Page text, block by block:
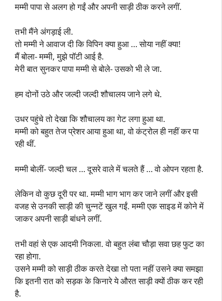
मम्मी पापा से अलग हो गईं और अपनी साड़ी ठीक करने लगीं.
तभी मैंने अंगड़ाई ली.
तो मम्मी ने आवाज दी कि विपिन क्या हुआ … सोया नहीं क्या!
मैं बोला- मम्मी, मुझे पॉटी आई है.
मेरी बात सुनकर पापा मम्मी से बोले- उसको भी ले जा.
हम दोनों उठे और जल्दी जल्दी शौचालय जाने लगे थे.
उधर पहुंचे तो देखा कि शौचालय का गेट लगा हुआ था.
मम्मी को बहुत तेज प्रेशर आया हुआ था, वो कंट्रोल ही नहीं कर पा
रही थीं.
मम्मी बोलीं- जल्दी चल … दूसरे वाले में चलते हैं … वो ओपन रहता है.
लेकिन वो कुछ दूरी पर था. मम्मी भाग भाग कर जाने लगीं और इसी
वजह से उनकी साड़ी की चुन्नटें खुल गईं. मम्मी एक साइड में कोने में
जाकर अपनी साड़ी बांधने लगीं.
तभी वहां से एक आदमी निकला. वो बहुत लंबा चौड़ा सवा छह फुट का
रहा होगा.
उसने मम्मी को साड़ी ठीक करते देखा तो पता नहीं उसने क्या समझा
कि इतनी रात को सड़क के किनारे ये औरत साड़ी क्यों ठीक कर रही
है.